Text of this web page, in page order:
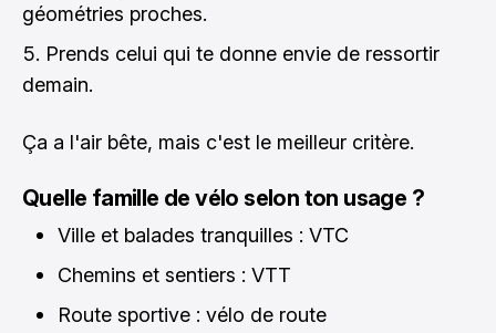
géométries proches.
Prends celui qui te donne envie de ressortir
demain.
Ça a l'air bête, mais c'est le meilleur critère.
Quelle famille de vélo selon ton usage ?
Ville et balades tranquilles : VTC
Chemins et sentiers : VTT
Route sportive : vélo de route